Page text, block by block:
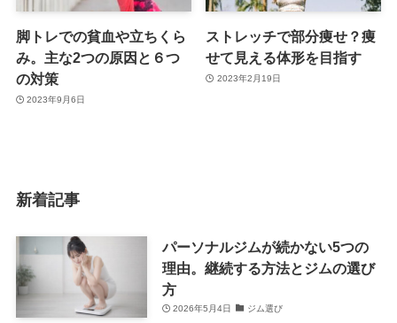
脚トレでの貧血や立ちくら
み。主な2つの原因と６つ
の対策
2023年9月6日
ストレッチで部分痩せ？痩
せて見える体形を目指す
2023年2月19日
新着記事
パーソナルジムが続かない5つの
理由。継続する方法とジムの選び
方
2026年5月4日 ジム選び